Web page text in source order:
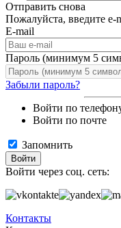
Отправить снова
Пожалуйста, введите e-
E-mail
Пароль (минимум 5
Забыли пароль?
Войти по
Войти по почте
Запомнить
Войти
Войти через соц. сеть:
Контакты